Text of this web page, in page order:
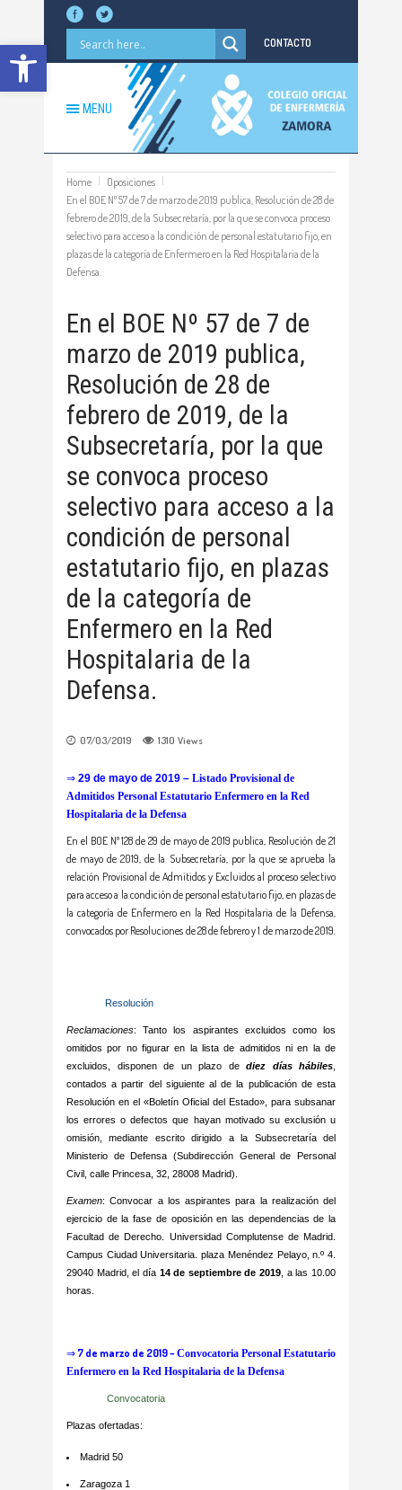
Abrir barra de herramientas CONTACTO
MENU
Home
Oposiciones
En el BOE Nº 57 de 7 de marzo de 2019 publica, Resolución de 28 de
febrero de 2019, de la Subsecretaría, por la que se convoca proceso
selectivo para acceso a la condición de personal estatutario fijo, en
plazas de la categoría de Enfermero en la Red Hospitalaria de la
Defensa.
En el BOE Nº 57 de 7 de
marzo de 2019 publica,
Resolución de 28 de
febrero de 2019, de la
Subsecretaría, por la que
se convoca proceso
selectivo para acceso a la
condición de personal
estatutario fijo, en plazas
de la categoría de
Enfermero en la Red
Hospitalaria de la
Defensa.
07/03/2019 1310 Views
⇒ 29 de mayo de 2019 – Listado Provisional de
Admitidos Personal Estatutario Enfermero en la Red
Hospitalaria de la Defensa
En el BOE Nº 128 de 29 de mayo de 2019 publica, Resolución de 21
de mayo de 2019, de la Subsecretaría, por la que se aprueba la
relación Provisional de Admitidos y Excluidos al proceso selectivo
para acceso a la condición de personal estatutario fijo, en plazas de
la categoría de Enfermero en la Red Hospitalaria de la Defensa,
convocados por Resoluciones de 28 de febrero y 1 de marzo de 2019.
Resolución
Reclamaciones: Tanto los aspirantes excluidos como los
omitidos por no figurar en la lista de admitidos ni en la de
excluidos, disponen de un plazo de diez días hábiles
contados a partir del siguiente al de la publicación de esta
Resolución en el «Boletín Oficial del Estado», para subsanar
los errores o defectos que hayan motivado su exclusión u
omisión, mediante escrito dirigido a la Subsecretaría del
Ministerio de Defensa (Subdirección General de Personal
Civil, calle Princesa, 32, 28008 Madrid).
Examen: Convocar a los aspirantes para la realización del
ejercicio de la fase de oposición en las dependencias de la
Facultad de Derecho. Universidad Complutense de Madrid.
Campus Ciudad Universitaria. plaza Menéndez Pelayo, n.º 4.
29040 Madrid, el día 14 de septiembre de 2019 , a las 10.00
horas.
⇒ 7 de marzo de 2019 –Convocatoria Personal Estatutario
Enfermero en la Red Hospitalaria de la Defensa
Convocatoria
Plazas ofertadas:
Madrid 50
Zaragoza 1